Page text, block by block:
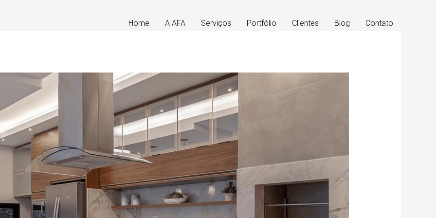
Home A AFA Serviços Portfólio Clientes Blog Contato